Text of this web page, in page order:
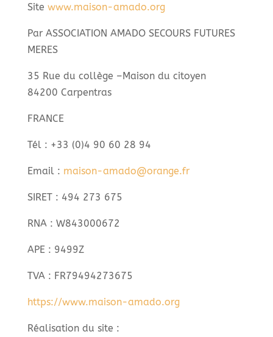
Site www.maison-amado.org
Par ASSOCIATION AMADO SECOURS FUTURES
MERES
35 Rue du collège –Maison du citoyen
84200 Carpentras
FRANCE
Tél : +33 (0)4 90 60 28 94
Email : maison-amado@orange.fr
SIRET : 494 273 675
RNA : W843000672
APE : 9499Z
TVA : FR79494273675
https://www.maison-amado.org
Réalisation du site :